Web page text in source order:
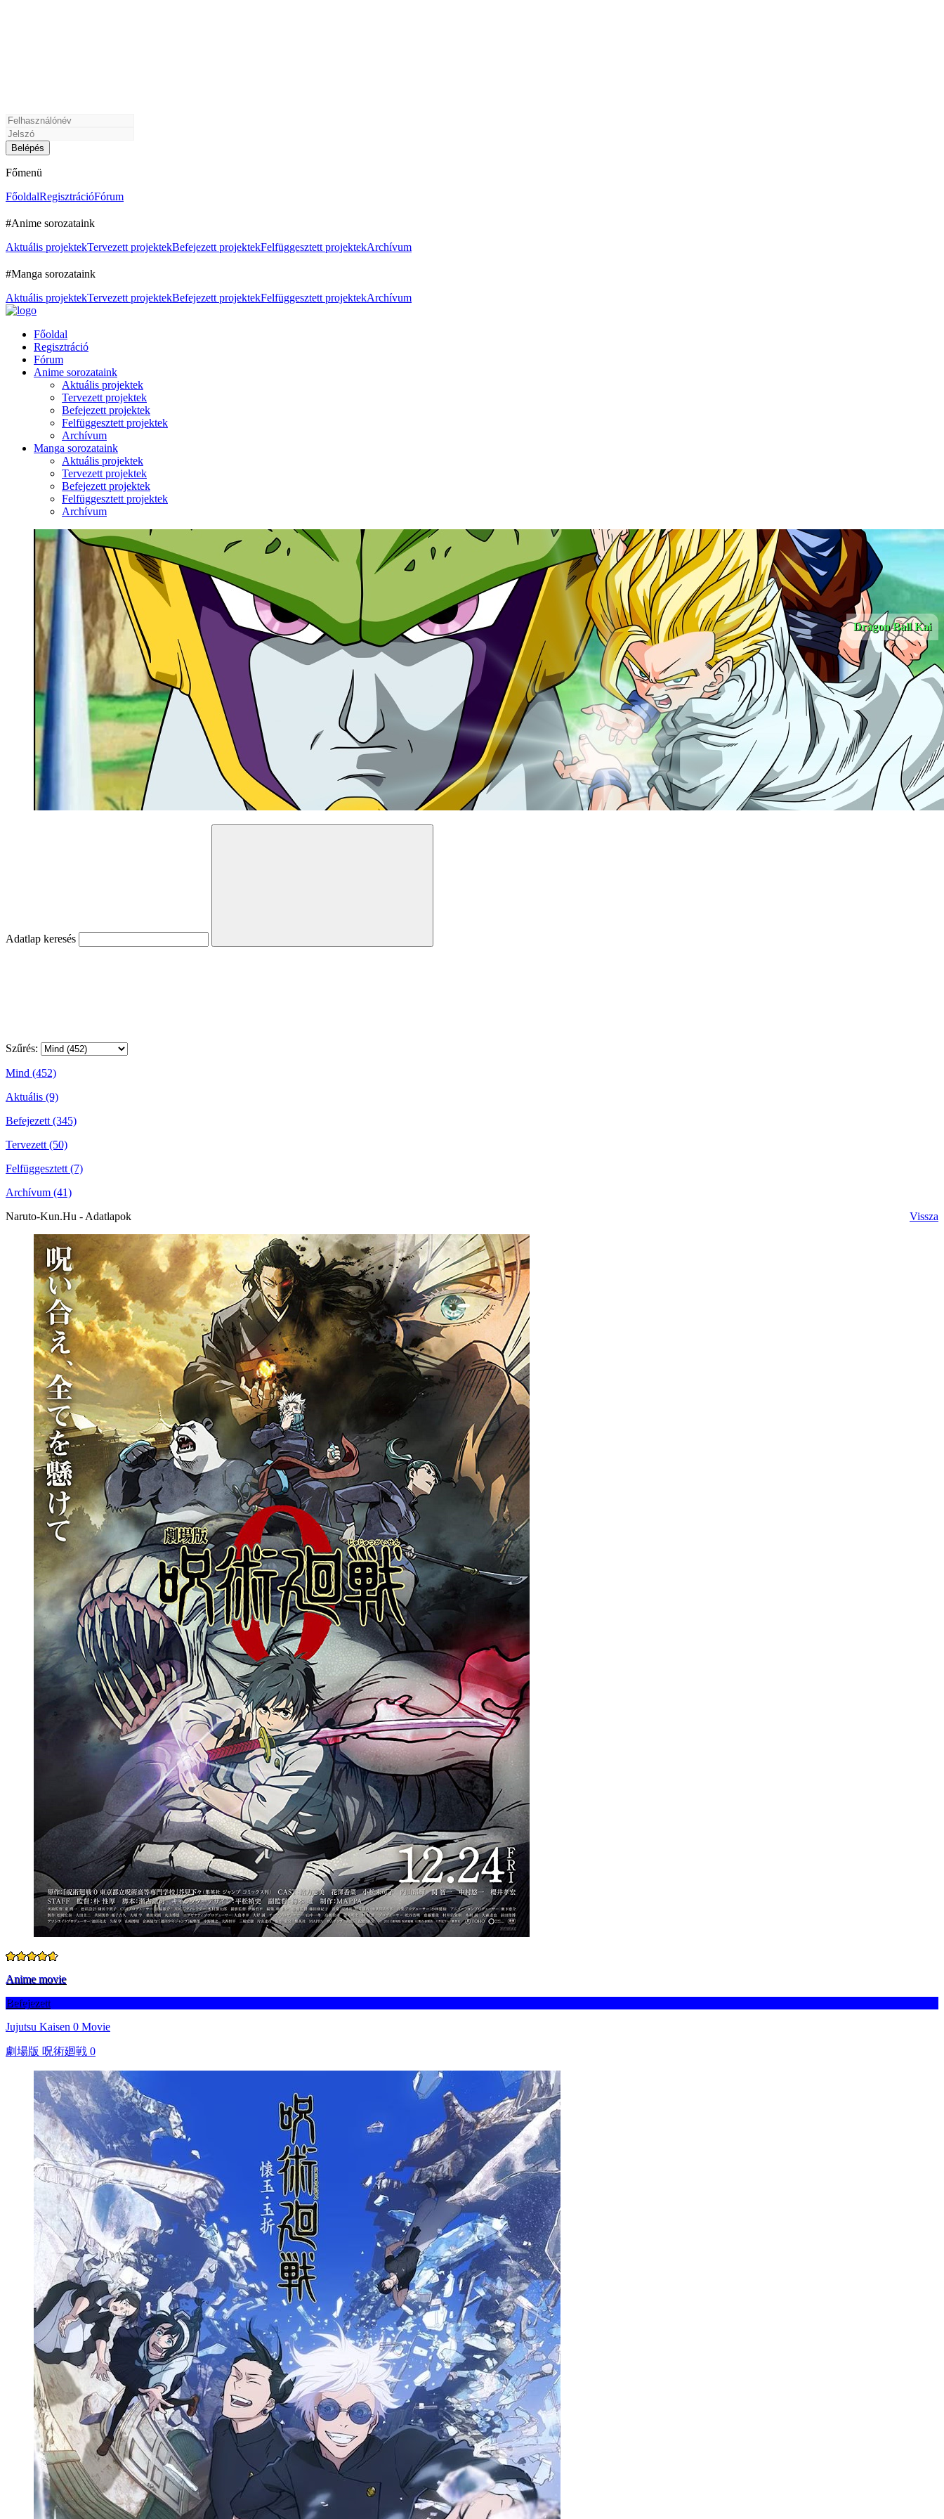
Főmenü
FőoldalRegisztrációFórum
#Anime sorozataink
Aktuális projektekTervezett projektekBefejezett projektekFelfüggesztett projektekArchívum
#Manga sorozataink
Aktuális projektekTervezett projektekBefejezett projektekFelfüggesztett projektekArchívum
Főoldal
Regisztráció
Fórum
Anime sorozataink
Aktuális projektek
Tervezett projektek
Befejezett projektek
Felfüggesztett projektek
Archívum
Manga sorozataink
Aktuális projektek
Tervezett projektek
Befejezett projektek
Felfüggesztett projektek
Archívum
Dragon Ball Kai
Adatlap keresés
Szűrés:
Mind (452)
Aktuális (9)
Befejezett (345)
Tervezett (50)
Felfüggesztett (7)
Archívum (41)
Naruto-Kun.Hu - Adatlapok
Vissza
Anime movie
Befejezett
Jujutsu Kaisen 0 Movie
劇場版 呪術廻戦 0